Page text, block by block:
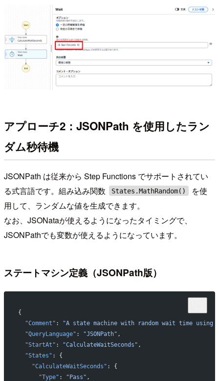
アプローチ2：JSONPath を使用したラン
ダム秒待機
JSONPath は従来から Step Functions でサポートされてい
る式言語です。組み込み関数
States.MathRandom()
を使
用して、ランダムな値を生成できます。
なお、JSONataが使えるようになったタイミングで、
JSONPathでも変数が使えるようになっています。
ステートマシン定義（JSONPath版）
{
  "Comment"
:
"A state machine with random wait time using
  "QueryLanguage"
: "JSONPath" ,
  "StartAt"
: "CalculateWaitSeconds" ,
  "States"
: {
    "CalculateWaitSeconds"
: {
      "Type"
: "Pass" ,